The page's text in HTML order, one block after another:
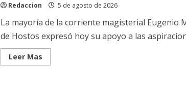
María
Hostos
pasan
a
respaldar
la
candidatura
de
Redaccion 5 de agosto de 2026
La mayoría de la corriente magisterial Eugenio
de Hostos expresó hoy su apoyo a las
Leer MasRead
more